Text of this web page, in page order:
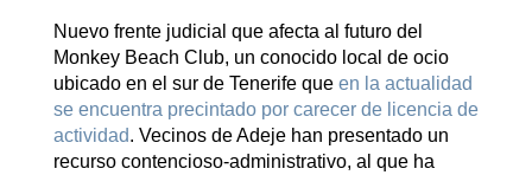
Nuevo frente judicial que afecta al futuro del
Monkey Beach Club, un conocido local de ocio
ubicado en el sur de Tenerife que en la actualidad
se encuentra precintado por carecer de licencia de
actividad. Vecinos de Adeje han presentado un
recurso contencioso-administrativo, al que ha